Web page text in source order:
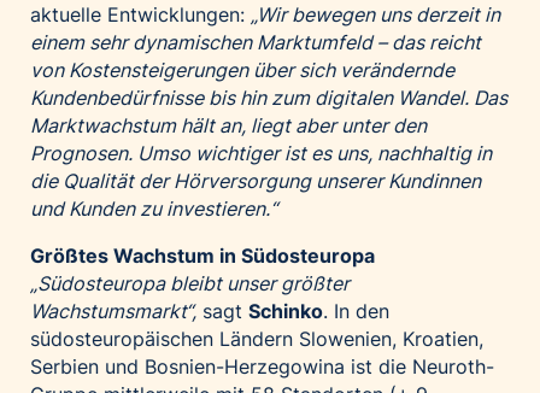
aktuelle Entwicklungen: „Wir bewegen uns derzeit in
einem sehr dynamischen Marktumfeld – das reicht
von Kostensteigerungen über sich verändernde
Kundenbedürfnisse bis hin zum digitalen Wandel. Das
Marktwachstum hält an, liegt aber unter den
Prognosen. Umso wichtiger ist es uns, nachhaltig in
die Qualität der Hörversorgung unserer Kundinnen
und Kunden zu investieren.“
Größtes Wachstum in Südosteuropa
„Südosteuropa bleibt unser größter
Wachstumsmarkt“, sagt Schinko. In den
südosteuropäischen Ländern Slowenien, Kroatien,
Serbien und Bosnien-Herzegowina ist die Neuroth-